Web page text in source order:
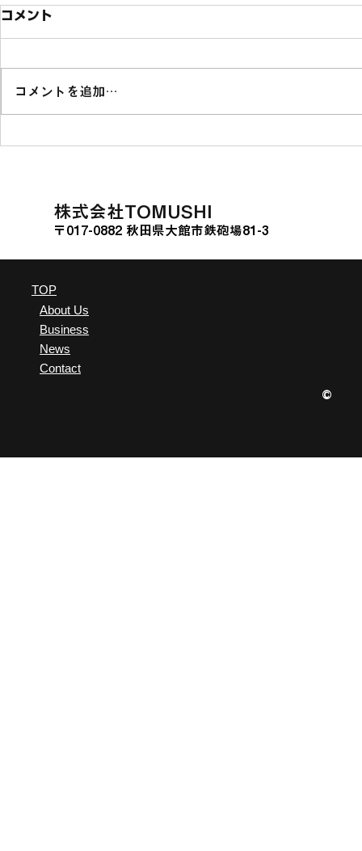
ソニー銀行の投資型クラウド
Bank GATE」に挑戦
熊本県山江
コメント
コメントを追加…
​株式会社TOMUSHI
〒017-0882 秋田県大館市鉄砲場81-3
TOP
About Us
Business
News
Contact
©